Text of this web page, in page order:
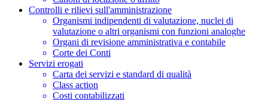
Controlli e rilievi sull'amministrazione
Organismi indipendenti di valutazione, nuclei di
valutazione o altri organismi con funzioni analoghe
Organi di revisione amministrativa e contabile
Corte dei Conti
Servizi erogati
Carta dei servizi e standard di qualità
Class action
Costi contabilizzati